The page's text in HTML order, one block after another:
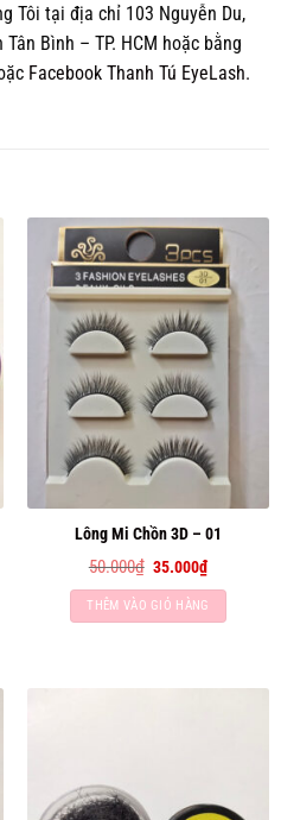
Tôi tại địa chỉ 103 Nguyễn Du,
Bình – TP. HCM hoặc bằng
Facebook Thanh Tú EyeLash.
Lông Mi Chồn 3D – 01
50.000₫ Giá
là:
50.000₫.
35.000₫Giá
hiện
tại
là:
35.000₫.
THÊM VÀO GIỎ HÀNG